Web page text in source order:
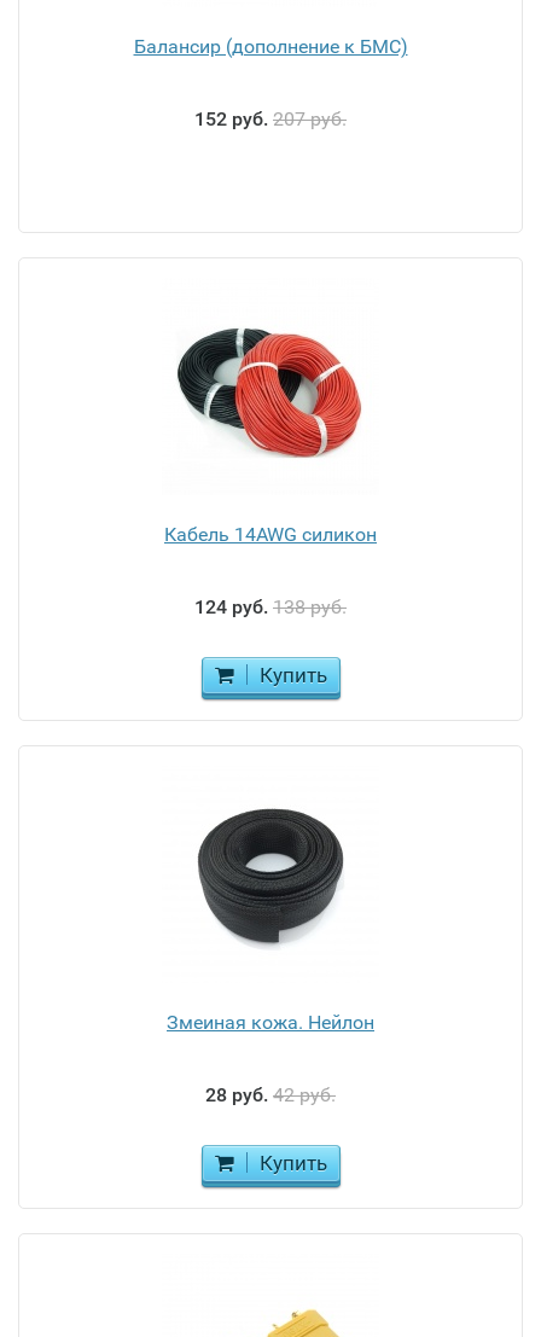
Балансир (дополнение к БМС)
152 руб. 207 руб.
Кабель 14AWG силикон
124 руб. 138 руб.
Купить
Змеиная кожа. Нейлон
28 руб. 42 руб.
Купить